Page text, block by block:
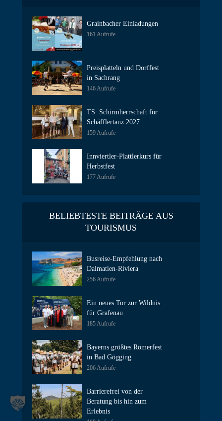
Grainbacher Einladungen
161 Aufrufe
Preisplatteln und Dorffest
in Sachrang
146 Aufrufe
TS: Schirmherrschaft für
Schäfflertanz 2027
159 Aufrufe
Innviertler-Plattlerkurs für
Herbstfest
177 Aufrufe
BELIEBTESTE BEITRÄGE AUS
TOURISMUS
Busreise-Empfehlung nach
Dalmatien-Riviera
256 Aufrufe
Ein neues Tor zur Wildnis
für Grafenau
185 Aufrufe
Bayerns größtes Römerfest
in Bad Gögging
206 Aufrufe
Barrierefrei von der
Beratung bis hin zum
Erlebnis